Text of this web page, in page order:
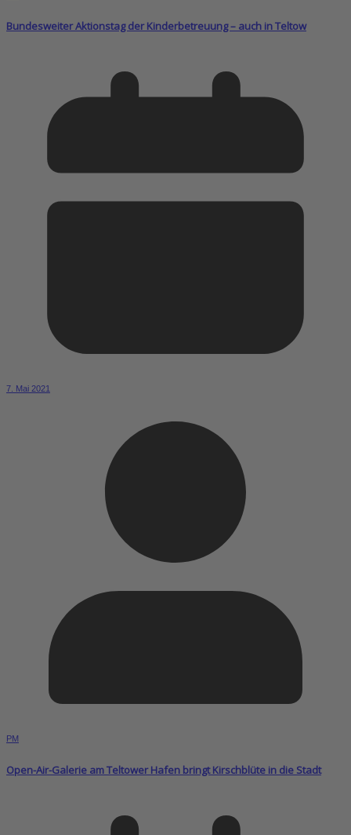
Bundesweiter Aktionstag der Kinderbetreuung – auch in Teltow
7. Mai 2021
PM
Open-Air-Galerie am Teltower Hafen bringt Kirschblüte in die Stadt